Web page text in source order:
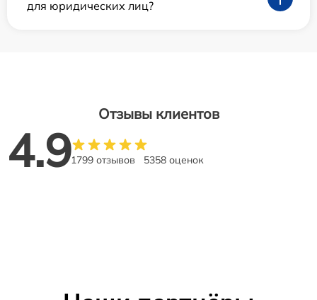
для юридических лиц?
Отзывы клиентов
4.91799 отзывов 5358 оценок